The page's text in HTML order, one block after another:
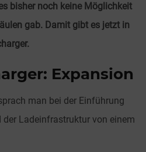
bisher noch keine Möglichkeit
gab. Damit gibt es jetzt in
Expansion
man bei der Einführung
Ladeinfrastruktur von einem